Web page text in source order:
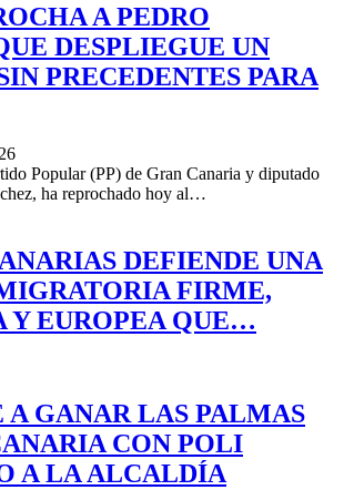
A PEDRO
DESPLIEGUE UN
PRECEDENTES PARA
Popular (PP) de Gran Canaria y diputado
ha reprochado hoy al…
DEFIENDE UNA
FIRME,
Y EUROPEA QUE…
A GANAR LAS PALMAS
CON POLI
A LA ALCALDÍA